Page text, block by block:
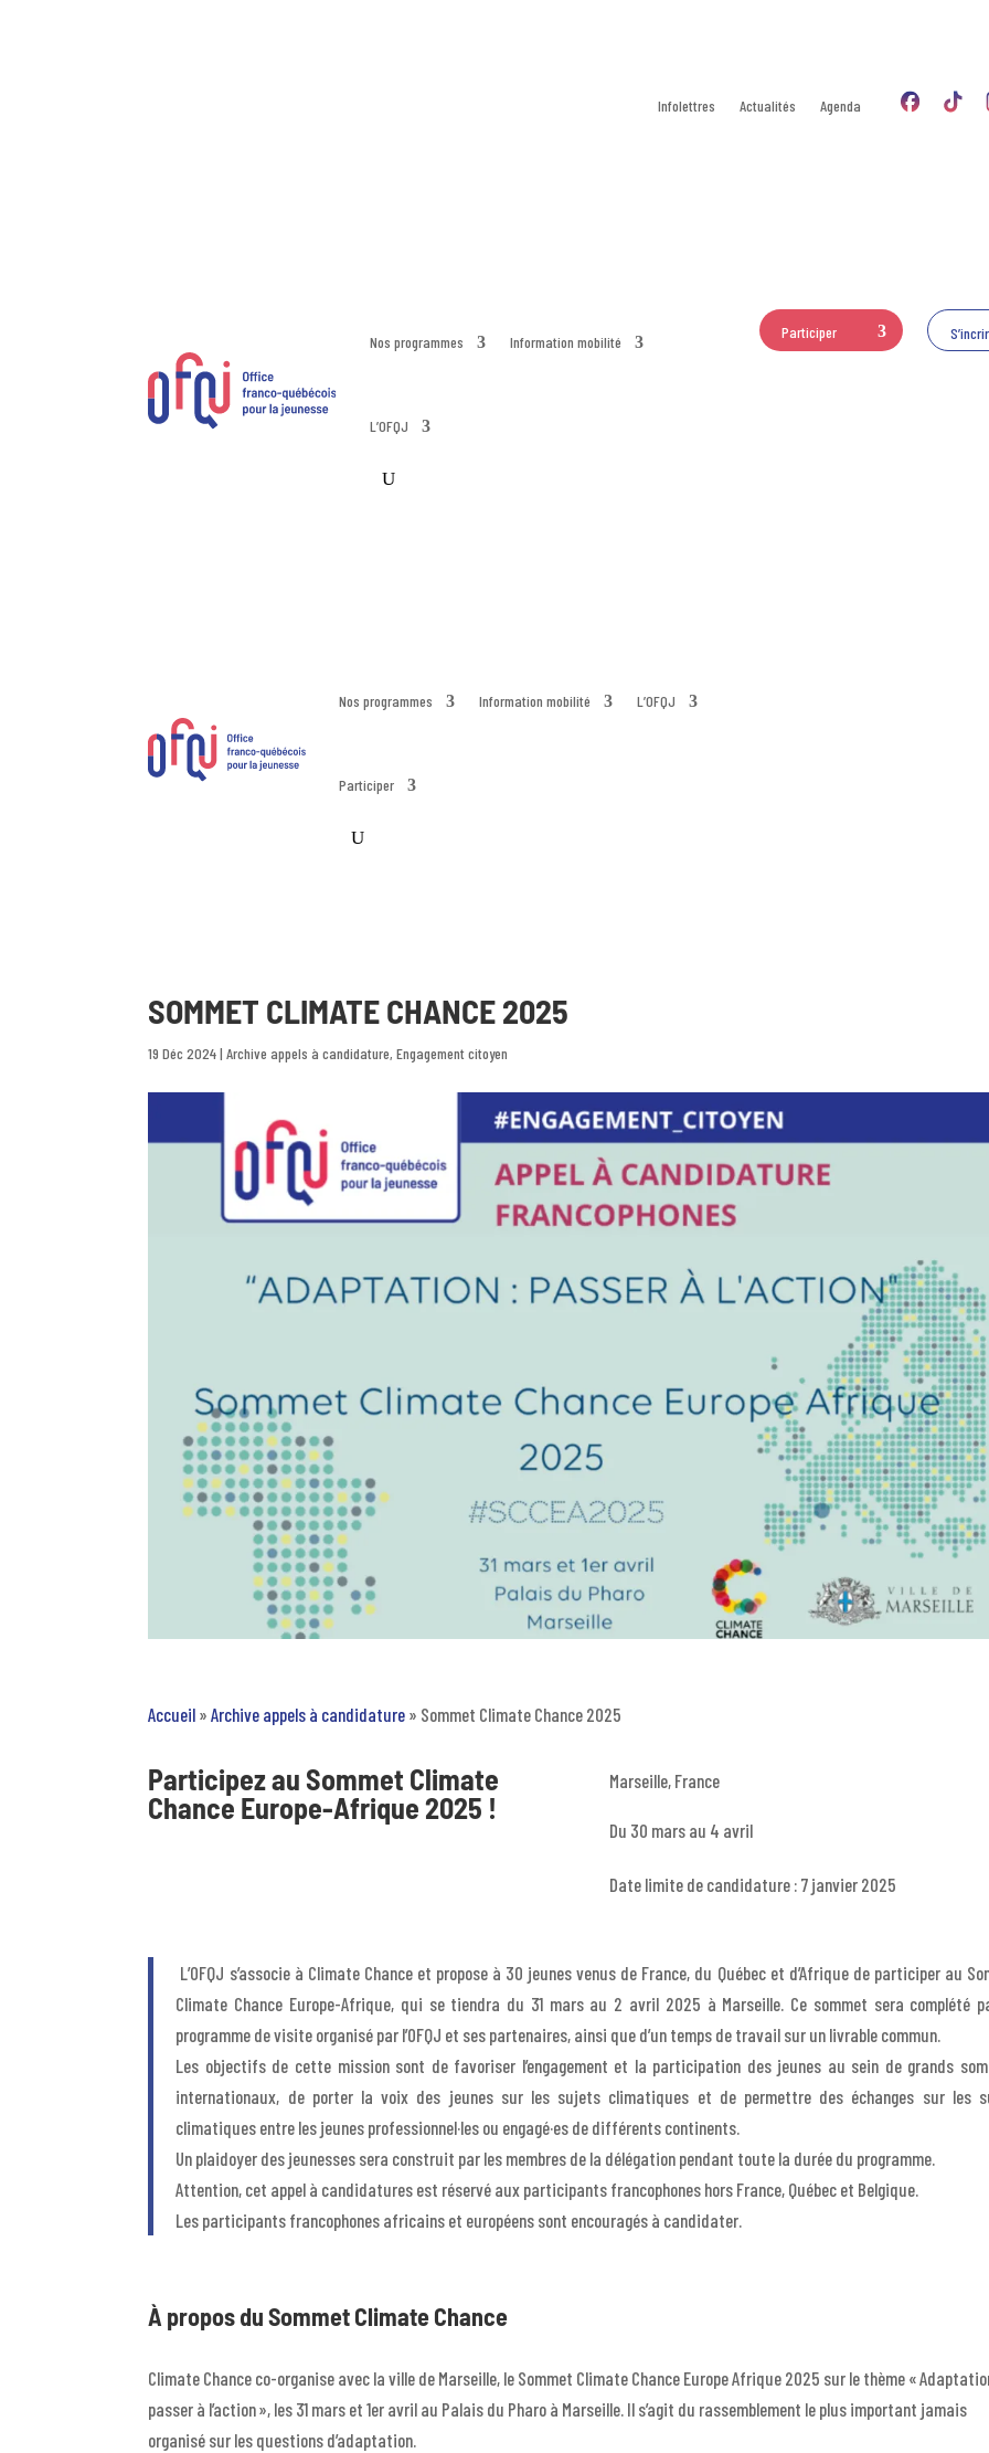
Infolettres Actualités Agenda
Nos programmes Information mobilité
L’OFQJ
Participer
Nos programmes Information mobilité L’OFQJ
Participer
SOMMET CLIMATE CHANCE 2025
19 Déc 2024|Archive appels à candidature,Engagement citoyen
Accueil »Archive appels à candidature » Sommet Climate Chance 2025
Participezau Sommet Climate
Chance Europe-Afrique 2025 !
Marseille, France
Du 30 mars au 4 avril
Date limite de candidature : 7 janvier 2025
L’OFQJ s’associe à Climate Chance et propose à 30 jeunes venus de France, du Québec et d’Afrique de participer au
Climate Chance Europe-Afrique, qui se tiendra du 31 mars au 2 avril 2025 à Marseille. Ce sommet sera complété
programme de visite organisé par l’OFQJ et ses partenaires, ainsi que d’un temps de travail sur un livrable commun.
Les objectifs de cette mission sont de favoriser l’engagement et la participation des jeunes au sein de grands
internationaux, de porter la voix des jeunes sur les sujets climatiques et de permettre des échanges sur les
climatiques entre les jeunes professionnel·les ou engagé·es de différents continents.
Un plaidoyer des jeunesses sera construit par les membres de la délégation pendant toute la durée du programme.
Attention, cet appel à candidatures est réservé aux participants francophones hors France, Québec et Belgique.
Les participants francophones africains et européens sont encouragés à candidater.
À propos du Sommet Climate Chance
Climate Chance co-organise avec la ville de Marseille, le Sommet Climate Chance Europe Afrique 2025 sur le thème «
passer à l’action », les 31 mars et 1er avril au Palais du Pharo à Marseille. Il s’agit du rassemblement le plus important jamais
organisé sur les questions d’adaptation.